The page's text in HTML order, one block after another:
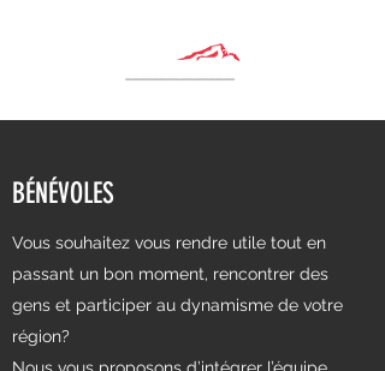
BÉNÉVOLES
Vous souhaitez vous rendre utile tout en
passant un bon moment, rencontrer des
gens et participer au dynamisme de votre
région?